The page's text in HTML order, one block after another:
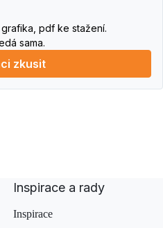
pdf ke stažení.
sama.
zkusit
Inspirace a rady
Inspirace